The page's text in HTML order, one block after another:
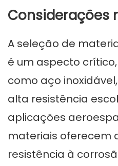
Considerações
A seleção de
é um aspecto
como aço
alta resistência
aplicações
materiais oferecem
resistência à